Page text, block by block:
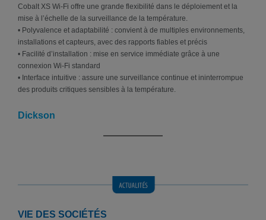
Cobalt XS Wi-Fi offre une grande flexibilité dans le déploiement et la
mise à l’échelle de la surveillance de la température.
• Polyvalence et adaptabilité : convient à de multiples environnements,
installations et capteurs, avec des rapports fiables et précis
• Facilité d’installation : mise en service immédiate grâce à une
connexion Wi-Fi standard
• Interface intuitive : assure une surveillance continue et ininterrompue
des produits critiques sensibles à la température.
Dickson
VIE DES SOCIÉTÉS